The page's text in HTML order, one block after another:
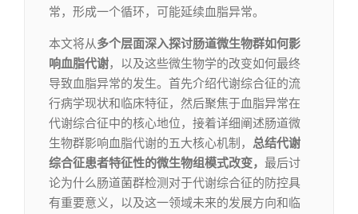
常，形成一个循环，可能延续血脂异常。
本文将从多个层面深入探讨肠道微生物群如何影
响血脂代谢，以及这些微生物学的改变如何最终
导致血脂异常的发生。首先介绍代谢综合征的流
行病学现状和临床特征，然后聚焦于血脂异常在
代谢综合征中的核心地位，接着详细阐述肠道微
生物群影响血脂代谢的五大核心机制， 总结代谢
综合征患者特征性的微生物组模式改变， 最后讨
论为什么肠道菌群检测对于代谢综合征的防控具
有重要意义，以及这一领域未来的发展方向和临